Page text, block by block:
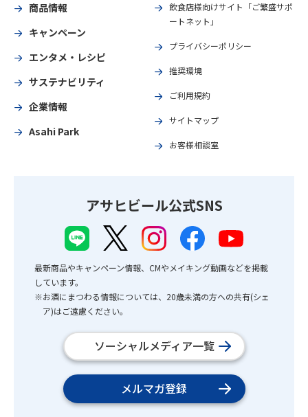
商品情報
キャンペーン
エンタメ・レシピ
サステナビリティ
企業情報
Asahi Park
飲食店様向けサイト「ご繁盛サポ
ートネット」
プライバシーポリシー
推奨環境
ご利用規約
サイトマップ
お客様相談室
アサヒビール公式SNS
最新商品やキャンペーン情報、CMやメイキング動画などを掲載
しています。
※お酒にまつわる情報については、20歳未満の方への共有(シェ
ア)はご遠慮ください。
ソーシャルメディア一覧
メルマガ登録